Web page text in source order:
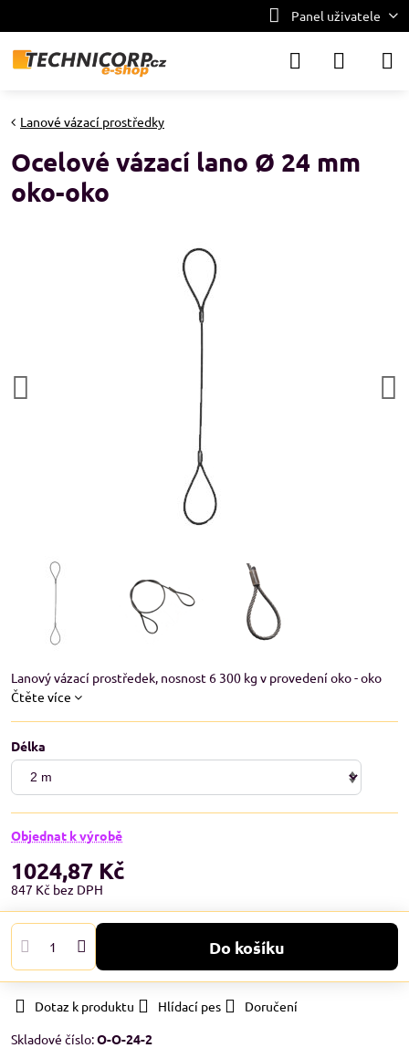
Panel uživatele
Lanové vázací prostředky
Ocelové vázací lano Ø 24 mm
oko-oko
Lanový vázací prostředek, nosnost 6 300 kg v provedení oko - oko
Čtěte více
Délka
Objednat k výrobě
1024,87 Kč
847 Kč bez DPH
Do košíku
Dotaz k produktu Hlídací pes
Doručení
Skladové číslo:O-O-24-2